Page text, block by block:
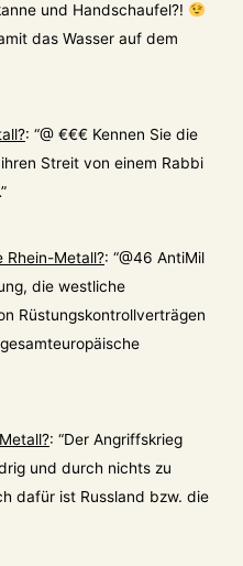
und Handschaufel?!
das Wasser auf dem
: “@ €€€ Kennen Sie die
Streit von einem Rabbi
”
Rhein-Metall?: “@46 AntiMil
die westliche
Rüstungskontrollverträgen
: “Der Angriffskrieg
und durch nichts zu
dafür ist Russland bzw. die